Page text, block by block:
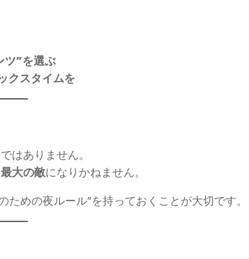
ツ”を選ぶ
クスタイムを
はありません。
大の敵になりかねません。
めの夜ルール”を持っておくことが大切です。